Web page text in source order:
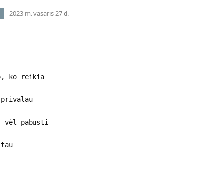
2023 m. vasaris 27 d.
ko reikia
vėl pabusti